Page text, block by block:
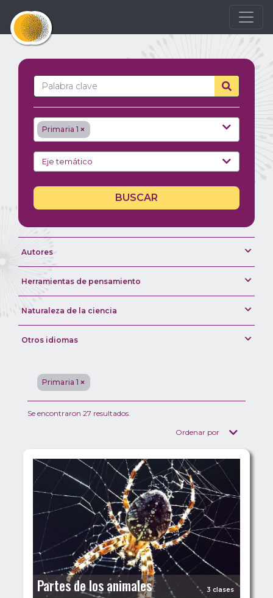
×
Primaria 1
BUSCAR
Autores
Herramientas de pensamiento
Naturaleza de la ciencia
Otros idiomas
Primaria 1
Se encontraron 27 resultados.
Ordenar por
Partes de los animales 3 clases